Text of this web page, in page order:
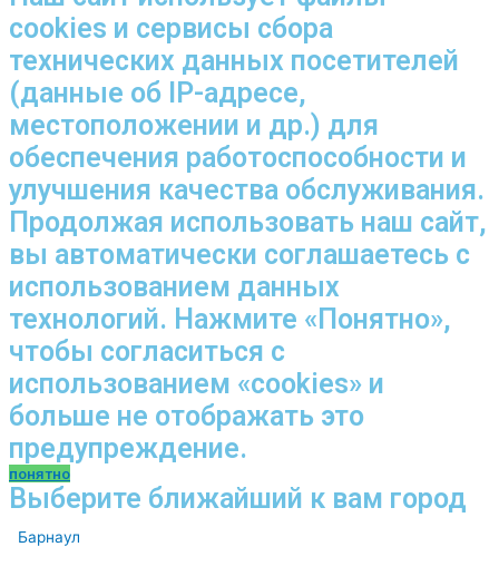
cookies и сервисы сбора
технических данных посетителей
(данные об IP-адресе,
местоположении и др.) для
обеспечения работоспособности и
улучшения качества обслуживания.
Продолжая использовать наш сайт,
вы автоматически соглашаетесь с
использованием данных
технологий. Нажмите «Понятно»,
чтобы согласиться с
использованием «cookies» и
больше не отображать это
предупреждение.
понятно
Выберите ближайший к вам город
Барнаул